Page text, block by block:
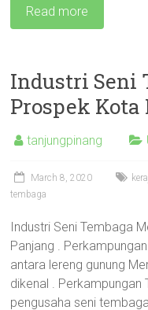
Read more
Industri Seni
Prospek Kota
tanjungpinang
March 8, 2020
tembaga
Industri Seni Tembaga
Panjang .
antara lereng gunung
dikenal .
pengusaha seni